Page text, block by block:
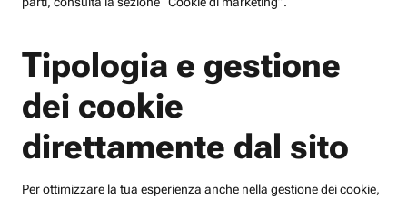
Tipologia e gestione
dei cookie
direttamente dal sito
Per ottimizzare la tua esperienza anche nella gestione dei cookie,